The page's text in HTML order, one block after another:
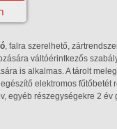
, falra szerelhető,
váltóérintkezős
is alkalmas. A tárolt
elektromos fűtőbetét
egyéb részegységekre 2 év